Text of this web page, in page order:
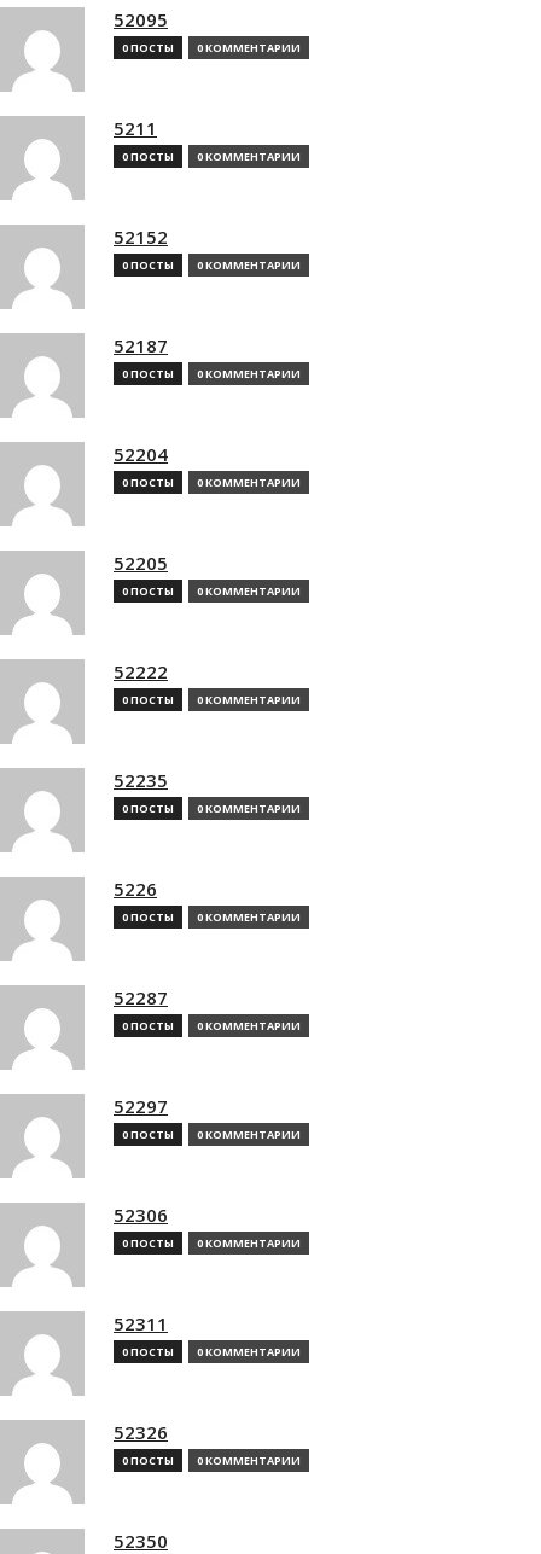
52095
0 ПОСТЫ 0 КОММЕНТАРИИ
5211
0 ПОСТЫ 0 КОММЕНТАРИИ
52152
0 ПОСТЫ 0 КОММЕНТАРИИ
52187
0 ПОСТЫ 0 КОММЕНТАРИИ
52204
0 ПОСТЫ 0 КОММЕНТАРИИ
52205
0 ПОСТЫ 0 КОММЕНТАРИИ
52222
0 ПОСТЫ 0 КОММЕНТАРИИ
52235
0 ПОСТЫ 0 КОММЕНТАРИИ
5226
0 ПОСТЫ 0 КОММЕНТАРИИ
52287
0 ПОСТЫ 0 КОММЕНТАРИИ
52297
0 ПОСТЫ 0 КОММЕНТАРИИ
52306
0 ПОСТЫ 0 КОММЕНТАРИИ
52311
0 ПОСТЫ 0 КОММЕНТАРИИ
52326
0 ПОСТЫ 0 КОММЕНТАРИИ
52350